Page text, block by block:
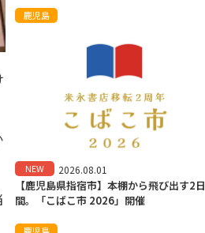
鹿児島
NEW 2026.08.01
【鹿児島県指宿市】本棚から飛び出す2日
間。「こばこ市 2026」開催